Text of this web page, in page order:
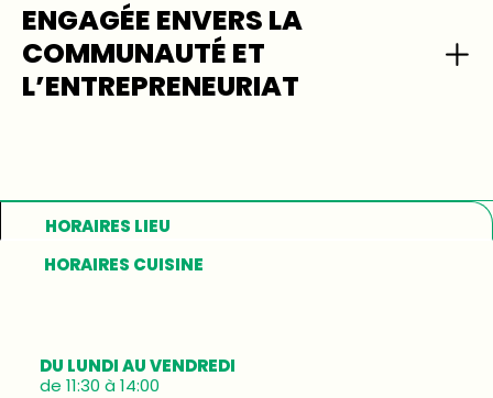
ENGAGÉE ENVERS LA
COMMUNAUTÉ ET
L’ENTREPRENEURIAT
HORAIRES LIEU
HORAIRES CUISINE
DU LUNDI AU VENDREDI
de 11:30 à 14:00